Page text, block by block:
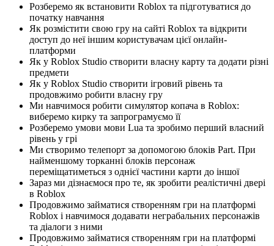
Розберемо як встановити Roblox та підготуватися до
початку навчання
Як розмістити свою гру на сайті Roblox та відкрити
доступ до неї іншим користувачам цієї онлайн-
платформи
Як у Roblox Studio створити власну карту та додати різні
предмети
Як у Roblox Studio створити ігровий рівень та
продовжимо робити власну гру
Ми навчимося робити симулятор копача в Roblox:
виберемо кирку та запрограмуємо її
Розберемо умови мови Lua та зробимо перший власний
рівень у грі
Ми створимо телепорт за допомогою блоків Part. При
найменшому торканні блоків персонаж
переміщатиметься з однієї частини карти до іншої
Зараз ми дізнаємося про те, як зробити реалістичні двері
в Roblox
Продовжимо займатися створенням гри на платформі
Roblox і навчимося додавати неграбальних персонажів
та діалоги з ними
Продовжимо займатися створенням гри на платформі